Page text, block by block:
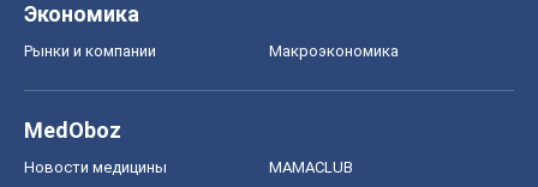
Экономика
Рынки и компании Mакроэкономика
MedOboz
Новости медицины MAMACLUB